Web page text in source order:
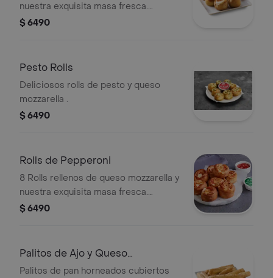
nuestra exquisita masa fresca.
elígelos rellenos con pepperoni o
$ 6490
Pesto Rolls
Deliciosos rolls de pesto y queso
mozzarella .
$ 6490
Rolls de Pepperoni
8 Rolls rellenos de queso mozzarella y
nuestra exquisita masa fresca.
elígelos rellenos con pepperoni o
$ 6490
Palitos de Ajo y Queso
Parmesano
Palitos de pan horneados cubiertos